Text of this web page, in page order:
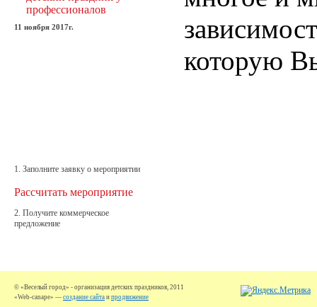
которую
профессионалов
11 ноября 2017г.
1. Заполните заявку о мероприятии
Рассчитать мероприятие
2. Получите коммерческое
предложение
© «Веселый город» - организация детских праздников, 2011
«Web-canape» — создание сайта и продвижение